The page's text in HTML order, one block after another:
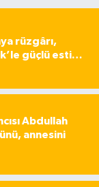
rüzgârı,
güçlü esti…
Abdullah
annesini